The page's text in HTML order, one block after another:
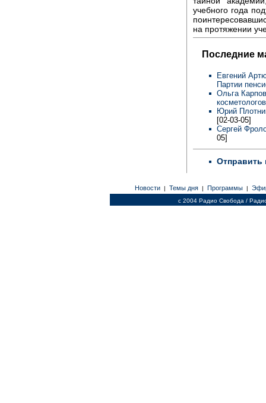
учебного года
на протяжении
Последние
Евгений
Партии
Ольга
Юрий
[02-03-05]
Сергей
05]
Отправить
Новости | Темы дня | Программы |
c 2004 Радио Свобода /